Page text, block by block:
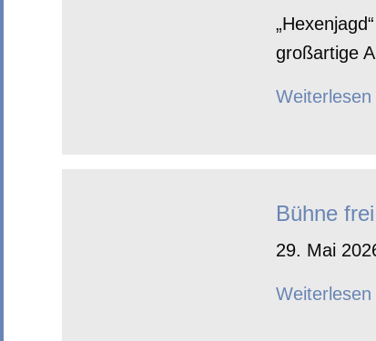
großartige
Weiterlesen
Bühne frei
29. Mai
Weiterlesen